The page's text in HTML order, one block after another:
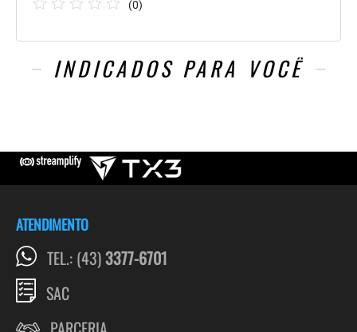
(0)
INDICADOS PARA VOCÊ
ATENDIMENTO
TEL.: (43)3377-6701
SAC